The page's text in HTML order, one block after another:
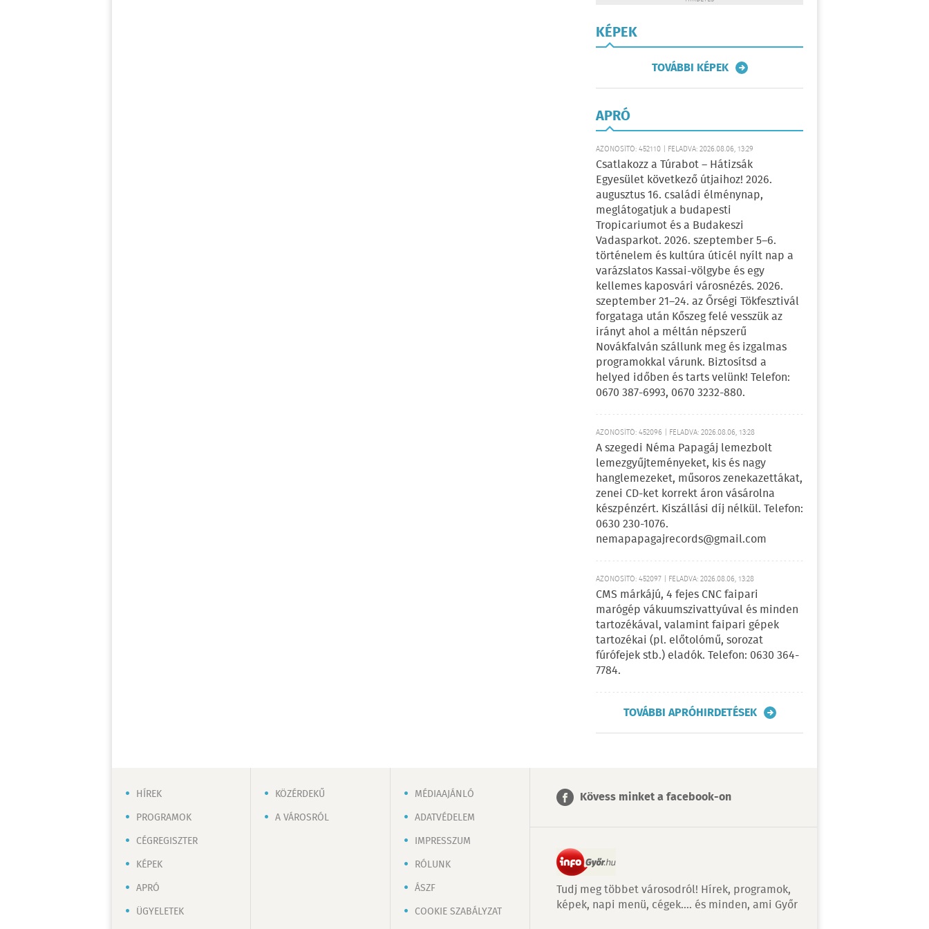
KÉPEK
TOVÁBBI KÉPEK
APRÓ
AZONOSÍTÓ: 452110 | FELADVA: 2026.08.06, 13:29
Csatlakozz a Túrabot – Hátizsák
Egyesület következő útjaihoz! 2026.
augusztus 16. családi élménynap,
meglátogatjuk a budapesti
Tropicariumot és a Budakeszi
Vadasparkot. 2026. szeptember 5–6.
történelem és kultúra úticél nyílt nap a
varázslatos Kassai-völgybe és egy
kellemes kaposvári városnézés. 2026.
szeptember 21–24. az Őrségi Tökfesztivál
forgataga után Kőszeg felé vesszük az
irányt ahol a méltán népszerű
Novákfalván szállunk meg és izgalmas
programokkal várunk. Biztosítsd a
helyed időben és tarts velünk! Telefon:
0670 387-6993, 0670 3232-880.
AZONOSÍTÓ: 452096 | FELADVA: 2026.08.06, 13:28
A szegedi Néma Papagáj lemezbolt
lemezgyűjteményeket, kis és nagy
hanglemezeket, műsoros zenekazettákat,
zenei CD-ket korrekt áron vásárolna
készpénzért. Kiszállási díj nélkül. Telefon:
0630 230-1076.
nemapapagajrecords@gmail.com
AZONOSÍTÓ: 452097 | FELADVA: 2026.08.06, 13:28
CMS márkájú, 4 fejes CNC faipari
marógép vákuumszivattyúval és minden
tartozékával, valamint faipari gépek
tartozékai (pl. előtolómű, sorozat
fúrófejek stb.) eladók. Telefon: 0630 364-
7784.
TOVÁBBI APRÓHIRDETÉSEK
HÍREK
PROGRAMOK
CÉGREGISZTER
KÉPEK
APRÓ
ÜGYELETEK
KÖZÉRDEKŰ
A VÁROSRÓL
MÉDIAAJÁNLÓ
ADATVÉDELEM
IMPRESSZUM
RÓLUNK
ÁSZF
COOKIE SZABÁLYZAT
Kövess minket a facebook-on
Tudj meg többet városodról! Hírek, programok,
képek, napi menü, cégek…. és minden, ami Győr